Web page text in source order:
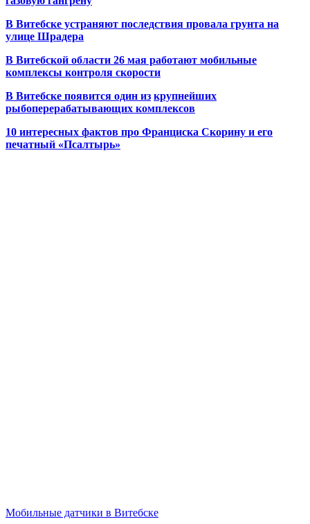
В Витебске устраняют последствия провала грунта на
улице Шрадера
В Витебской области 26 мая работают мобильные
комплексы контроля скорости
В Витебске появится один из крупнейших
рыбоперерабатывающих комплексов
10 интересных фактов про Франциска Скорину и его
печатный «Псалтырь»
Мобильные датчики в Витебске